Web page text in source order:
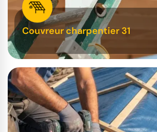
Couvreur charpentier 31